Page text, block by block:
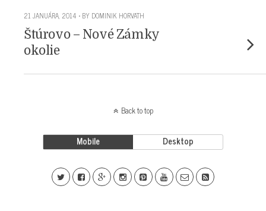
21 JANUÁRA, 2014 • BY DOMINIK HORVATH
Štúrovo – Nové Zámky
okolie
Back to top
Mobile Desktop